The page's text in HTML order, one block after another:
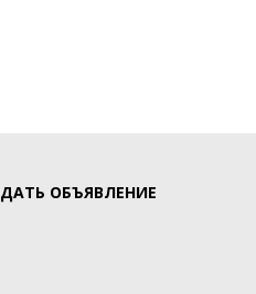
ДАТЬ ОБЪЯВЛЕНИЕ